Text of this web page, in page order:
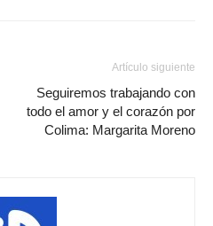
Artículo siguiente
Seguiremos trabajando con
todo el amor y el corazón por
Colima: Margarita Moreno